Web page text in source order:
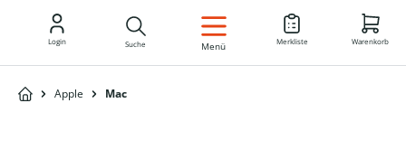
DE
Login Suche Menü Merkliste Warenkorb
Apple Mac